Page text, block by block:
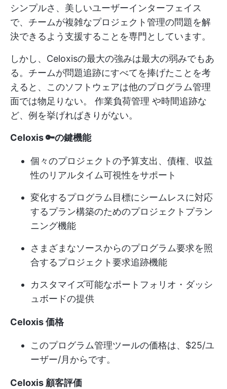
シンプルさ、美しいユーザーインターフェイス
で、チームが複雑なプロジェクト管理の問題を解
決できるよう支援することを専門としています。
しかし、Celoxisの最大の強みは最大の弱みでもあ
る。チームが問題追跡にすべてを捧げたことを考
えると、このソフトウェアは他のプログラム管理
面では物足りない。 作業負荷管理 や時間追跡な
ど、例を挙げればきりがない。
Celoxis 🔑の鍵機能
個々のプロジェクトの予算支出、債権、収益
性のリアルタイム可視性をサポート
変化するプログラム目標にシームレスに対応
するプラン構築のためのプロジェクトプラン
ニング機能
さまざまなソースからのプログラム要求を照
合するプロジェクト要求追跡機能
カスタマイズ可能なポートフォリオ・ダッシ
ュボードの提供
Celoxis 価格
このプログラム管理ツールの価格は、$25/ユ
ーザー/月からです。
Celoxis 顧客評価